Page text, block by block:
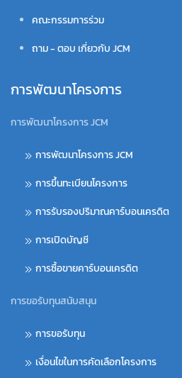
คณะกรรมการร่วม
ถาม - ตอบ เกี่ยวกับ JCM
การพัฒนาโครงการ
การพัฒนาโครงการ JCM
การพัฒนาโครงการ JCM
การขึ้นทะเบียนโครงการ
การรับรองปริมาณคาร์บอนเครดิต
การเปิดบัญชี
การซื้อขายคาร์บอนเครดิต
การขอรับทุนสนับสนุน
การขอรับทุน
เงื่อนไขในการคัดเลือกโครงการ